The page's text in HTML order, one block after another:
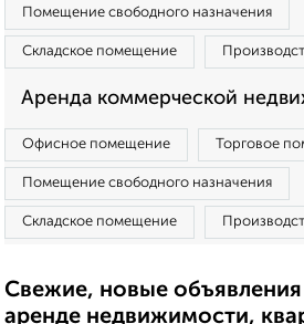
Помещение свободного назначения
Складское помещение
Аренда коммерческой
Офисное помещение Торговое
Помещение свободного назначения
Складское помещение
Свежие, новые
аренде недвижимости,